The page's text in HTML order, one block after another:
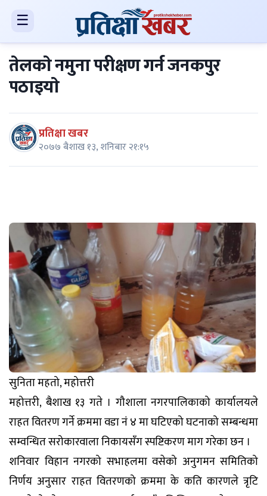
☰
तेलकाे नमुना परीक्षण गर्न जनकपुर
पठाइयाे
प्रतिक्षा खबर
२०७७ बैशाख १३, शनिबार २१:१५
सुनिता महतो, महोत्तरी
महोत्तरी, बैशाख १३ गते । गौशाला नगरपालिकाको कार्यालयले
राहत वितरण गर्ने क्रममा वडा नंं ४ मा घटिएको घटनाको सम्बन्धमा
सम्वन्धित सरोकारवाला निकायसँग स्पष्टिकरण माग गरेका छन ।
शनिवार विहान नगरको सभाहलमा वसेको अनुगमन समितिको
निर्णय अनुसार राहत वितरणको क्रममा के कति कारणले त्रृटि